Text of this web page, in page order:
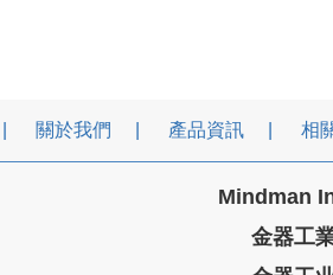
關於我們 產品資訊 相
Mindman
金器工